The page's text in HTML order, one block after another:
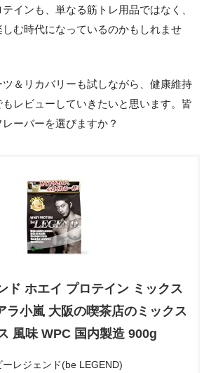
インも、単なる筋トレ用品ではなく、
む時代になっているのかもしれませ
＆リカバリーも試しながら、健康維持
レビューしていきたいと思います。皆
ーバーを選びますか？
ド ホエイ プロテイン ミックス
ラ小嵐 大阪の喫茶店のミックス
風味 WPC 国内製造 900g
ーレジェンド(be LEGEND)